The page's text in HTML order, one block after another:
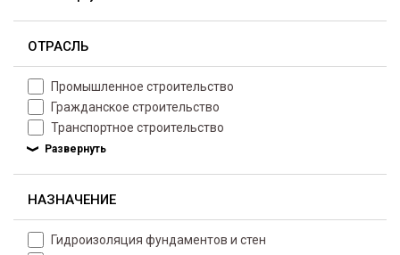
ОТРАСЛЬ
Промышленное строительство
Гражданское строительство
Транспортное строительство
НАЗНАЧЕНИЕ
Гидроизоляция фундаментов и стен